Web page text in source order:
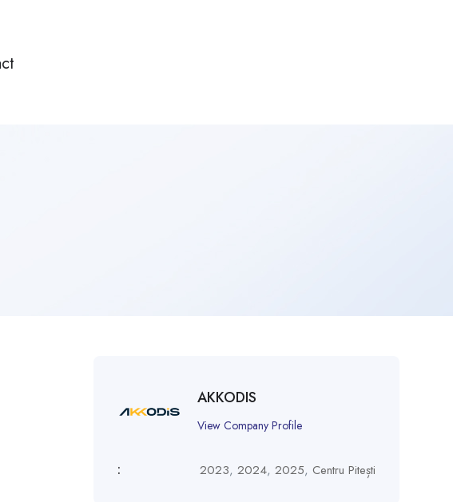
AKKODIS
View Company Profile
: 2023, 2024, 2025, Centru Pitești